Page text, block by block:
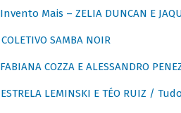
Invento Mais – ZELIA DUNCAN E
COLETIVO SAMBA NOIR
FABIANA COZZA E ALESSANDRO
ESTRELA LEMINSKI E TÉO RUIZ /